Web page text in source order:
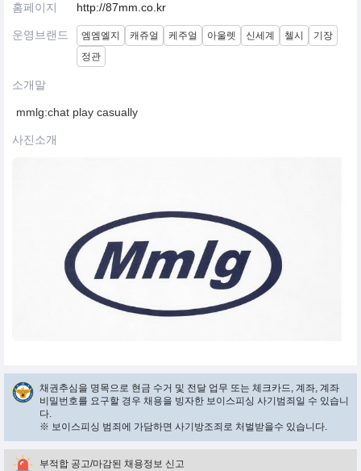
홈페이지 http://87mm.co.kr
운영브랜드 엠엠엘지 캐쥬얼 케주얼 아울렛 신세계 첼시
기장
정관
소개말
mmlg:chat play casually
사진소개
채권추심을 명목으로 현금 수거 및 전달 업무 또는 체크카드, 계좌, 계좌
비밀번호를 요구할 경우 채용을 빙자한 보이스피싱 사기범죄일 수 있습니
다.
※ 보이스피싱 범죄에 가담하면 사기방조죄로 처벌받을수 있습니다.
부적합 공고/마감된 채용정보 신고